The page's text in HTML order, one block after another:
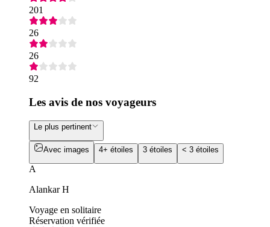
201
26
26
92
Les avis de nos voyageurs
Le plus pertinent
Avec images 4+ étoiles 3 étoiles < 3 étoiles
A
Alankar H
Voyage en solitaire
Réservation vérifiée